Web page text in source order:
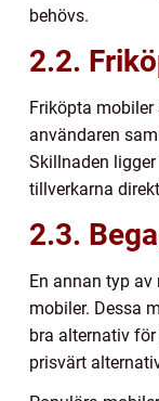
behövs.
2.2.
Friköpta
användaren
Skillnaden
tillverkarna
2.3.
En annan typ
mobiler. Dessa
bra alternativ
prisvärt